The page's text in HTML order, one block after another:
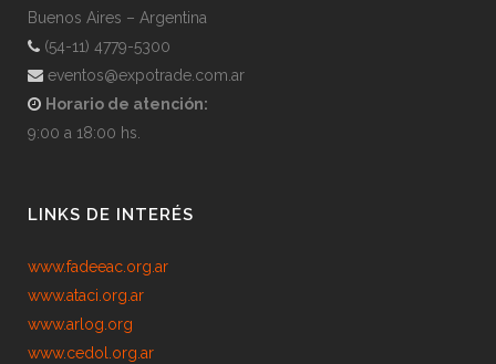
Buenos Aires – Argentina
(54-11) 4779-5300
eventos@expotrade.com.ar
Horario de atención:
9:00 a 18:00 hs.
LINKS DE INTERÉS
www.fadeeac.org.ar
www.ataci.org.ar
www.arlog.org
www.cedol.org.ar